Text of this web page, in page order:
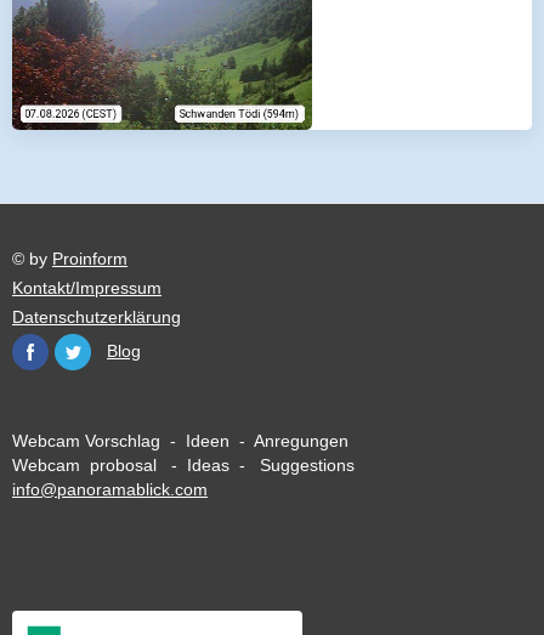
© by Proinform
Kontakt/Impressum
Datenschutzerklärung
Blog
Webcam Vorschlag - Ideen - Anregungen
Webcam probosal - Ideas - Suggestions
info@panoramablick.com